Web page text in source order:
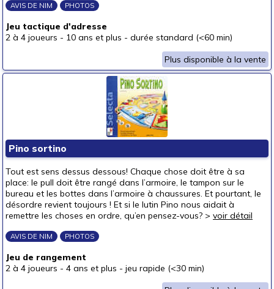
AVIS DE NIM PHOTOS
Jeu tactique d'adresse
2 à 4 joueurs - 10 ans et plus - durée standard (<60 min)
Plus disponible à la vente
Pino sortino
Tout est sens dessus dessous! Chaque chose doit être à sa
place: le pull doit être rangé dans l’armoire, le tampon sur le
bureau et les bottes dans l’armoire à chaussures. Et pourtant, le
désordre revient toujours ! Et si le lutin Pino nous aidait à
remettre les choses en ordre, qu’en pensez-vous? > voir détail
AVIS DE NIM PHOTOS
Jeu de rangement
2 à 4 joueurs - 4 ans et plus - jeu rapide (<30 min)